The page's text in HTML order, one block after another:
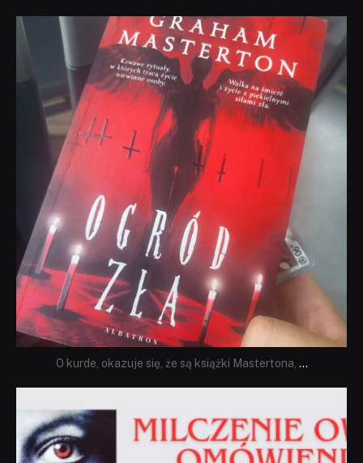
dobryhorror
Sie 23
O kurde, okazuje się, że są książki Mastertona, ...
Sie 19